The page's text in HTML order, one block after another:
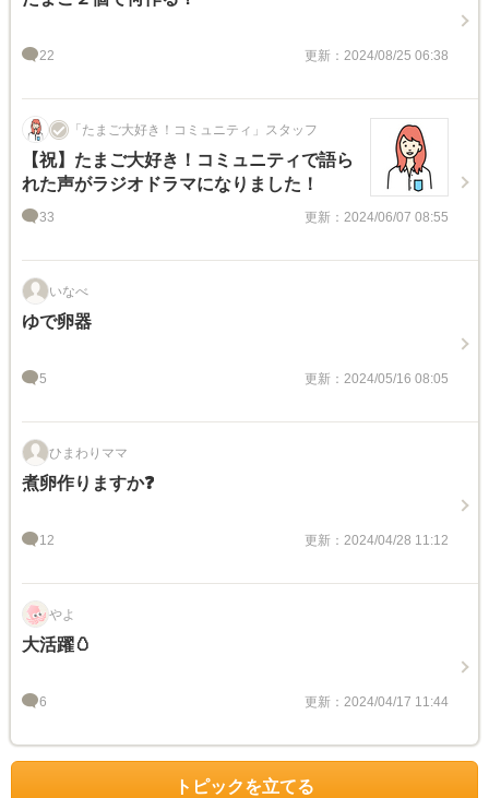
22 更新：2024/08/25 06:38
「たまご大好き！コミュニティ」スタッフ
【祝】たまご大好き！コミュニティで語ら
れた声がラジオドラマになりました！
33 更新：2024/06/07 08:55
いなべ
ゆで卵器
5 更新：2024/05/16 08:05
ひまわりママ
煮卵作りますか❓
12 更新：2024/04/28 11:12
やよ
大活躍🥚
6 更新：2024/04/17 11:44
トピックを立てる